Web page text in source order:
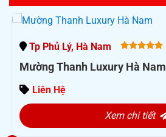
Tp Phủ Lý, Hà Nam
of 5
Mường Thanh Luxury Hà Nam
Liên Hệ
Xem chi tiết